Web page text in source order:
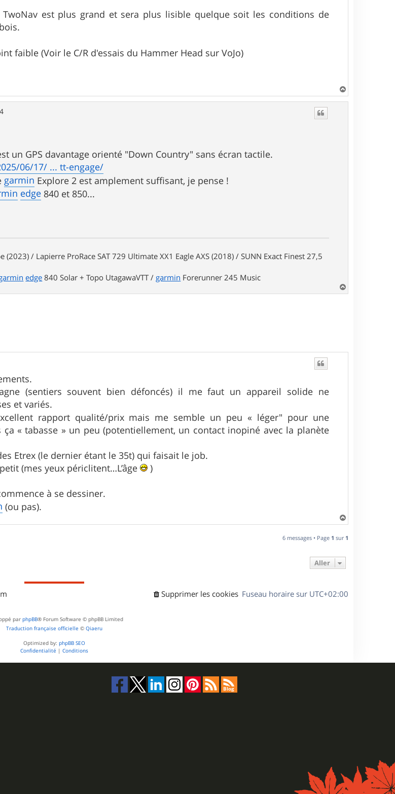
est plus grand et sera plus lisible quelque soit les conditions de
faible (Voir le C/R d'essais du Hammer Head sur VoJo)
a
un GPS davantage orienté "Down Country" sans écran tactile.
06/17/ ... tt-engage/
garmin Explore 2 est amplement suffisant, je pense !
edge 840 et 850...
(2023) / Lapierre ProRace SAT 729 Ultimate XX1 Eagle AXS (2018) / SUNN Exact Finest 27,5
edge 840 Solar + Topo UtagawaVTT / garmin Forerunner 245 Music
a
(sentiers souvent bien défoncés) il me faut un appareil solide ne
et variés.
rapport qualité/prix mais me semble un peu « léger" pour une
« tabasse » un peu (potentiellement, un contact inopiné avec la planète
Etrex (le dernier étant le 35t) qui faisait le job.
(mes yeux périclitent…L’âge
)
à se dessiner.
(ou pas).
a
t
6 messages • Page 1 sur 1
Aller
Fuseau horaire sur UTC+02:00
Supprimer les cookies
par phpBB® Forum Software © phpBB Limited
Traduction française officielle © Qiaeru
Optimized by: phpBB SEO
Confidentialité | Conditions